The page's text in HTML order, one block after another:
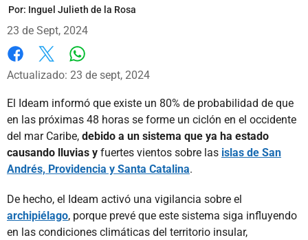
Por: Inguel Julieth de la Rosa
23 de Sept, 2024
Facebook
X
Actualizado: 23 de sept, 2024
El Ideam informó que existe un 80% de probabilidad de que
en las próximas 48 horas se forme un ciclón en el occidente
del mar Caribe, debido a un sistema que ya ha estado
causando lluvias y fuertes vientos sobre las islas de San
Andrés, Providencia y Santa Catalina.
De hecho, el Ideam activó una vigilancia sobre el
archipiélago, porque prevé que este sistema siga influyendo
en las condiciones climáticas del territorio insular,